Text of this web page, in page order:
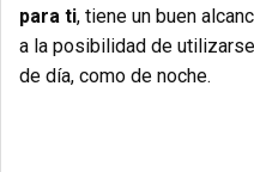
para ti, tiene un buen
a la posibilidad de
de día, como de noche.